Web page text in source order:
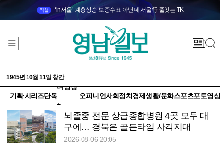
직설 ‘in서울’ 계층상승 보증수표 아닌데 서울行 줄잇는 TK
1945년 10월 11일 창간
기획·시리즈단독
다양성
+
오피니언사회정치 경제생활/문화스포츠포토영상
뇌졸중 전문 상급종합병원 4곳 모두 대
구에… 경북은 골든타임 사각지대
2026-08-06 20:05